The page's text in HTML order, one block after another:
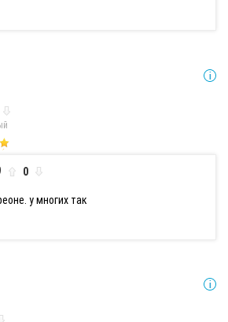
0
у многих так